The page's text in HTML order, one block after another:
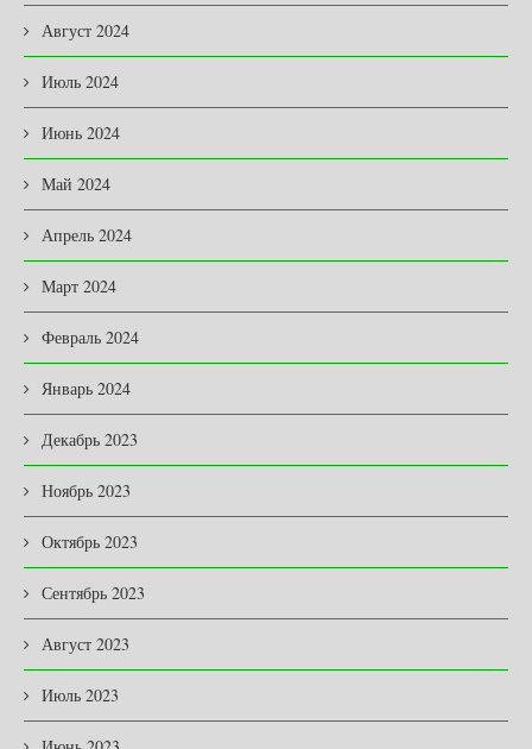
Август 2024
Июль 2024
Июнь 2024
Май 2024
Апрель 2024
Март 2024
Февраль 2024
Январь 2024
Декабрь 2023
Ноябрь 2023
Октябрь 2023
Сентябрь 2023
Август 2023
Июль 2023